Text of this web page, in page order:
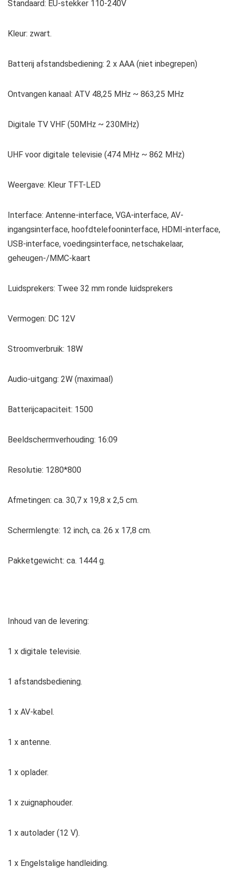
Standaard: EU-stekker 110-240V
Kleur: zwart.
Batterij afstandsbediening: 2 x AAA (niet inbegrepen)
Ontvangen kanaal: ATV 48,25 MHz ~ 863,25 MHz
Digitale TV VHF (50MHz ~ 230MHz)
UHF voor digitale televisie (474 ​​MHz ~ 862 MHz)
Weergave: Kleur TFT-LED
Interface: Antenne-interface, VGA-interface, AV-
ingangsinterface, hoofdtelefooninterface, HDMI-interface,
USB-interface, voedingsinterface, netschakelaar,
geheugen-/MMC-kaart
Luidsprekers: Twee 32 mm ronde luidsprekers
Vermogen: DC 12V
Stroomverbruik: 18W
Audio-uitgang: 2W (maximaal)
Batterijcapaciteit: 1500
Beeldschermverhouding: 16:09
Resolutie: 1280*800
Afmetingen: ca. 30,7 x 19,8 x 2,5 cm.
Schermlengte: 12 inch, ca. 26 x 17,8 cm.
Pakketgewicht: ca. 1444 g.
Inhoud van de levering:
1 x digitale televisie.
1 afstandsbediening.
1 x AV-kabel.
1 x antenne.
1 x oplader.
1 x zuignaphouder.
1 x autolader (12 V).
1 x Engelstalige handleiding.